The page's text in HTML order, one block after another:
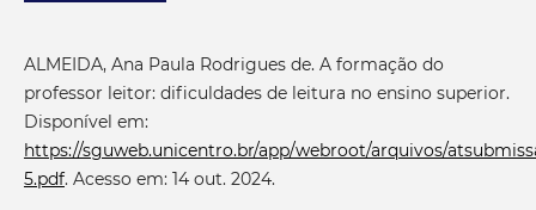
ALMEIDA, Ana Paula Rodrigues de. A formação do
professor leitor: dificuldades de leitura no ensino superior.
Disponível em:
https://sguweb.unicentro.br/app/webroot/arquivos/
5.pdf. Acesso em: 14 out. 2024.